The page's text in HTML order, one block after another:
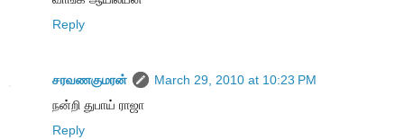
Reply
சரவணகுமரன்
March 29, 2010 at 10:23 PM
நன்றி துபாய் ராஜா
Reply